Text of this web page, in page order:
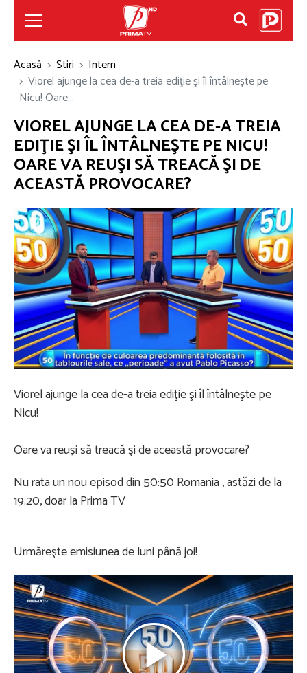
Acasă Stiri
Intern
Viorel ajunge la cea de-a treia ediţie şi îl întâlneşte pe
Nicu! Oare...
VIOREL AJUNGE LA CEA DE-A TREIA
EDIŢIE ŞI ÎL ÎNTÂLNEŞTE PE NICU!
OARE VA REUŞI SĂ TREACĂ ŞI DE
ACEASTĂ PROVOCARE?
Viorel ajunge la cea de-a treia ediţie şi îl întâlneşte pe
Nicu!
Oare va reuşi să treacă şi de această provocare?
Nu rata un nou episod din 50:50 Romania , astăzi de la
19:20, doar la Prima TV
Urmăreşte emisiunea de luni până joi!